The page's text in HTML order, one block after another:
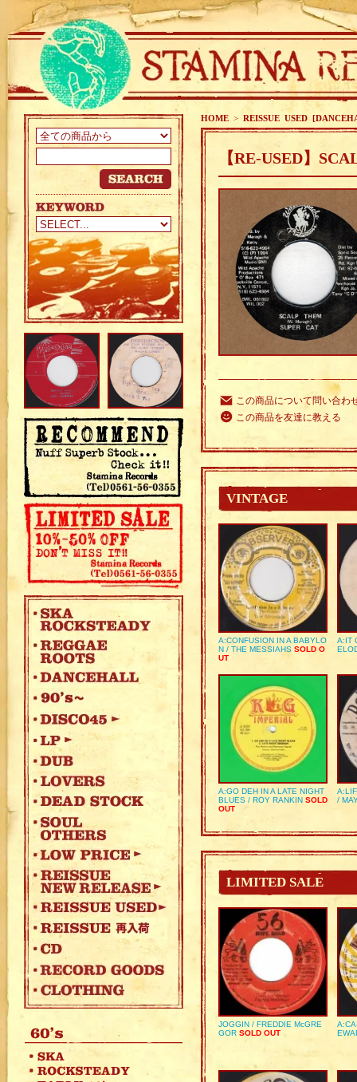
HOME > REISSUE USED
【RE-USED】
この商品について問い合わ
この商品を友達に教える
VINTAGE
A:CONFUSION IN A BABYLO
N / THE MESSIAHS SOLD O
UT
A:IT
A:GO DEH IN A LATE NIGHT
BLUES / ROY RANKIN SOLD
OUT
/
LIMITED SALE
JOGGIN / FREDDIE McGRE
GOR SOLD OUT